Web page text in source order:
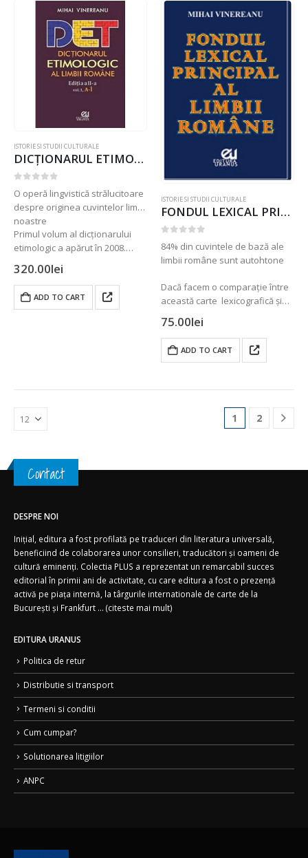
ISTORIE SI STUDII CULTURALE
DICȚIONARUL ETIMOLOGIC AL LIMBII ROMÂNE de Mihai Vinereanu
O operă lingvistică strălucitoare
despre originea cuvintelor limbii
noastre
Primul volum al dicționarului
etimologic a apărut în 2008.
legate, considerabil îmbogățită,
are 6100 cuvinte din…
320.00lei
ADD TO CART
ISTORIE SI STUDII CULTURALE
FONDUL LEXICAL PRINCIPAL AL LIMBII ROMÂNE
84% din cuvintele de bază ale
limbii române sunt autohtone
Dacă facem o comparație între
această carte lexicografică și
Încercare asupra fondului
principal lexical al limbii
române,…
75.00lei
ADD TO CART
1 2
Contact
DESPRE NOI
Inițial, editura a fost profilată pe traduceri din literatura universală,
beneficiind de colaborarea unor consilieri, traducători și oameni de
cultură eminenți. Colectia PLUS a reprezentat un remarcabil succes
editorial în primii ani de activitate, cu care editura a fost o prezență
activă pe piața internă, la târgurile internationale de carte de la
București și Frankfurt ... (citeste mai mult)
EDITURA URANUS
Politica de retur
Distributie si transport
Termeni si conditii
Cum cumpar?
Solutionarea litigiilor
ANPC